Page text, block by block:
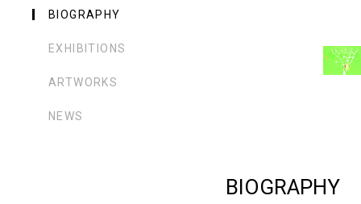
BIOGRAPHY
EXHIBITIONS
ARTWORKS
NEWS
BIOGRAPHY